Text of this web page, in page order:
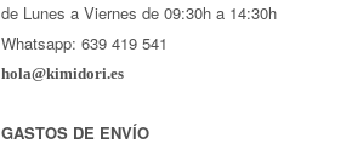
de Lunes a Viernes de 09:30h a 14:30h
Whatsapp: 639 419 541
hola@kimidori.es
GASTOS DE ENVÍO